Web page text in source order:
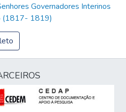
Governadores Interinos
(1817- 1819)